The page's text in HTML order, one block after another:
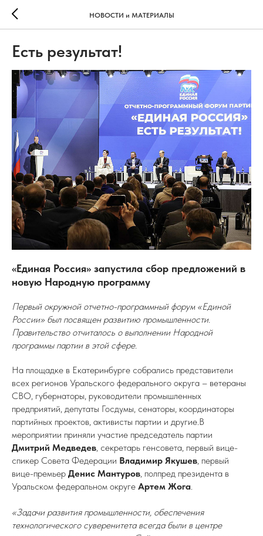
НОВОСТИ и МАТЕРИАЛЫ
Есть результат!
«Единая Россия» запустила сбор предложений в
новую Народную программу
Первый окружной отчетно-программный форум «Единой
России» был посвящен развитию промышленности.
Правительство отчиталось о выполнении Народной
программы партии в этой сфере.
На площадке в Екатеринбурге собрались представители
всех регионов Уральского федерального округа – ветераны
СВО, губернаторы, руководители промышленных
предприятий, депутаты Госдумы, сенаторы, координаторы
партийных проектов, активисты партии и другие.В
мероприятии приняли участие председатель партии
Дмитрий Медведев, секретарь генсовета, первый вице-
спикер Совета Федерации Владимир Якушев, первый
вице-премьер Денис Мантуров, полпред президента в
Уральском федеральном округе Артем Жога.
«Задачи развития промышленности, обеспечения
технологического суверенитета всегда были в центре